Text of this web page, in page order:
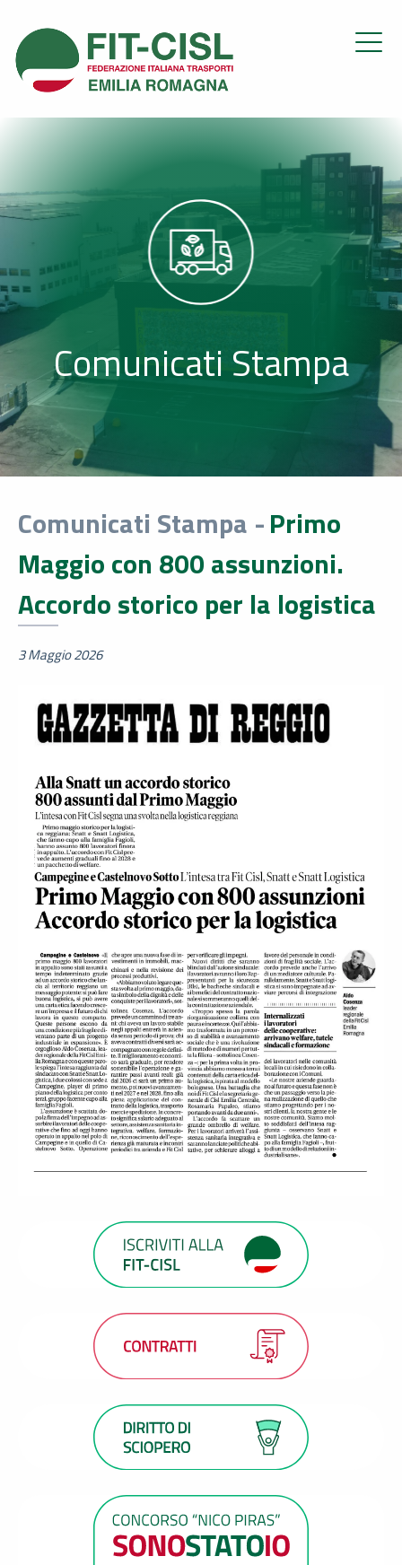
Comunicati Stampa
Comunicati Stampa -Primo
Maggio con 800 assunzioni.
Accordo storico per la logistica
3 Maggio 2026